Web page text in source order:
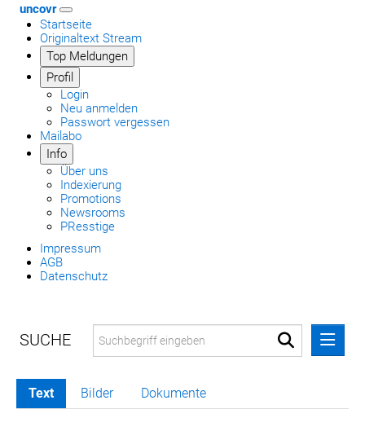
uncovr
Startseite
Originaltext Stream
Top Meldungen
Profil
Login
Neu anmelden
Passwort vergessen
Mailabo
Info
Über uns
Indexierung
Promotions
Newsrooms
PResstige
Impressum
AGB
Datenschutz
MELDUNGEN
Text Bilder Dokumente